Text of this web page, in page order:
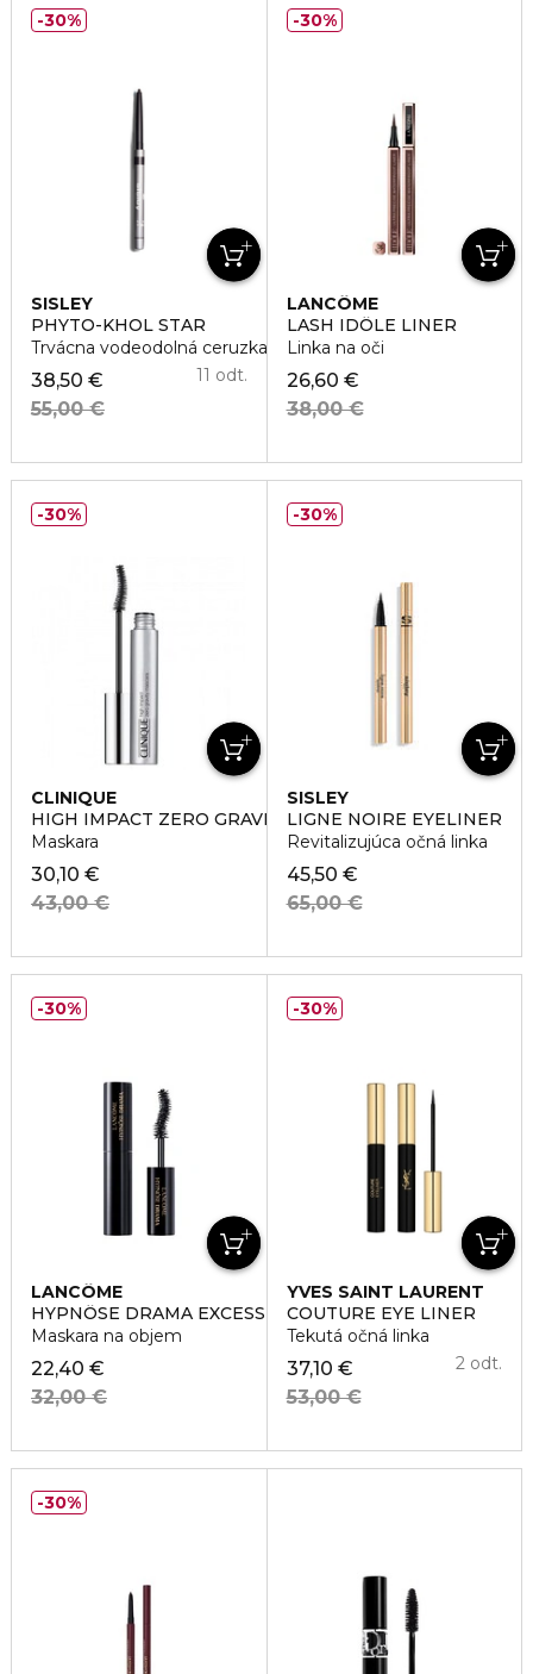
SISLEY
PHYTO-KHOL STAR
Trvácna vodeodolná ceruzka na oči
38,50 €
55,00 €
11 odt.
30%
LANCÔME
LASH IDÔLE LINER
Linka na oči
26,60 €
38,00 €
30%
CLINIQUE
HIGH IMPACT ZERO GRAVITY MASCARA
Maskara
30,10 €
43,00 €
30%
SISLEY
LIGNE NOIRE EYELINER
Revitalizujúca očná linka
45,50 €
65,00 €
30%
LANCÔME
HYPNÔSE DRAMA EXCESSIVE BLACK MIDI
Maskara na objem
22,40 €
32,00 €
30%
YVES SAINT LAURENT
COUTURE EYE LINER
Tekutá očná linka
37,10 €
53,00 €
2 odt.
30%
30%